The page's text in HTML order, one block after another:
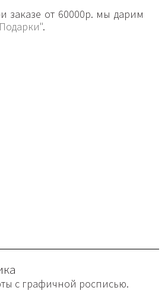
заказе от 60000р. мы дарим
.
с графичной росписью.